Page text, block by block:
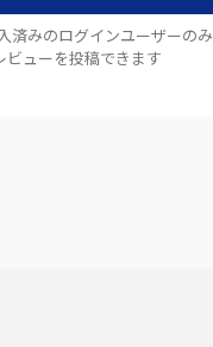
済みのログインユーザーのみ
ビューを投稿できます